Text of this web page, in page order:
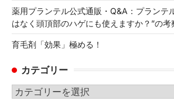
薬用プランテル公式通販・Q&A：プランテ
はなく頭頂部のハゲにも使えますか？”の考
育毛剤「効果」極める！
カテゴリー
カ